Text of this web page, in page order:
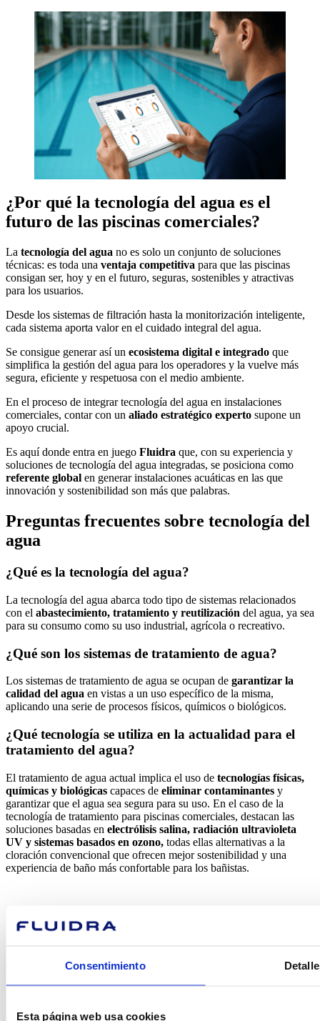
Consentimiento
Esta página web usa cookies
¿Por qué la tecnología del agua es el
futuro de las piscinas comerciales?
La tecnología del agua no es solo un conjunto de soluciones
técnicas: es toda una ventaja competitiva para que las piscinas
consigan ser, hoy y en el futuro, seguras, sostenibles y atractivas
para los usuarios.
Desde los sistemas de filtración hasta la monitorización inteligente,
cada sistema aporta valor en el cuidado integral del agua.
Se consigue generar así un ecosistema digital e integrado que
simplifica la gestión del agua para los operadores y la vuelve más
segura, eficiente y respetuosa con el medio ambiente.
En el proceso de integrar tecnología del agua en instalaciones
comerciales, contar con un aliado estratégico experto supone un
apoyo crucial.
Es aquí donde entra en juego Fluidra que, con su experiencia y
soluciones de tecnología del agua integradas, se posiciona como
referente global en generar instalaciones acuáticas en las que
innovación y sostenibilidad son más que palabras.
Preguntas frecuentes sobre tecnología del
agua
¿Qué es la tecnología del agua?
La tecnología del agua abarca todo tipo de sistemas relacionados
con el abastecimiento, tratamiento y reutilización del agua, ya sea
para su consumo como su uso industrial, agrícola o recreativo.
¿Qué son los sistemas de tratamiento de agua?
Los sistemas de tratamiento de agua se ocupan de garantizar la
calidad del agua en vistas a un uso específico de la misma,
aplicando una serie de procesos físicos, químicos o biológicos.
¿Qué tecnología se utiliza en la actualidad para el
tratamiento del agua?
El tratamiento de agua actual implica el uso de tecnologías físicas,
químicas y biológicas capaces de eliminar contaminantes y
garantizar que el agua sea segura para su uso. En el caso de la
tecnología de tratamiento para piscinas comerciales, destacan las
soluciones basadas en electrólisis salina, radiación ultravioleta
UV y sistemas basados en ozono, todas ellas alternativas a la
cloración convencional que ofrecen mejor sostenibilidad y una
experiencia de baño más confortable para los bañistas.
¿En qué